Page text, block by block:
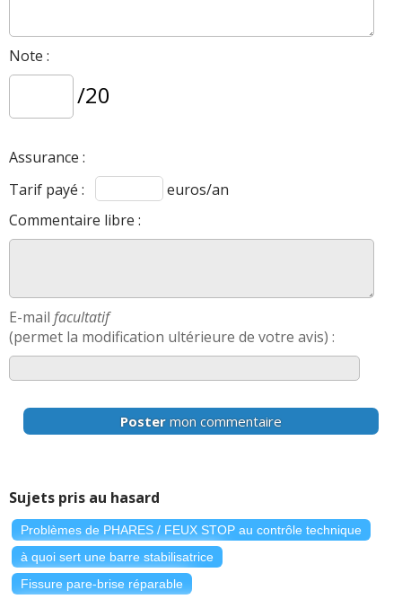
Note :
/20
Assurance :
Tarif payé :
euros/an
Commentaire libre :
E-mail facultatif
(permet la modification ultérieure de votre avis) :
Poster mon commentaire
Sujets pris au hasard
Problèmes de PHARES / FEUX STOP au contrôle technique
à quoi sert une barre stabilisatrice
Fissure pare-brise réparable